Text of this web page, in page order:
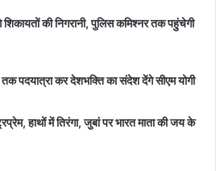
शिकायतों की निगरानी, पुलिस कमिश्नर तक पहुंचेगी
पदयात्रा कर देशभक्ति का संदेश देंगे सीएम योगी
हाथों में तिरंगा, जुबां पर भारत माता की जय के